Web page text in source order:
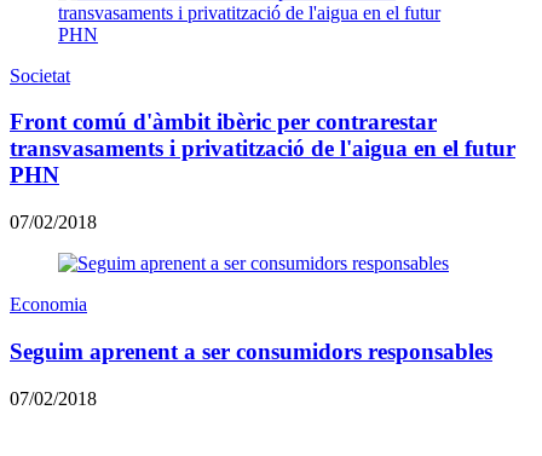
Societat
Front comú d'àmbit ibèric per contrarestar
transvasaments i privatització de l'aigua en el futur
PHN
07/02/2018
Economia
Seguim aprenent a ser consumidors responsables
07/02/2018